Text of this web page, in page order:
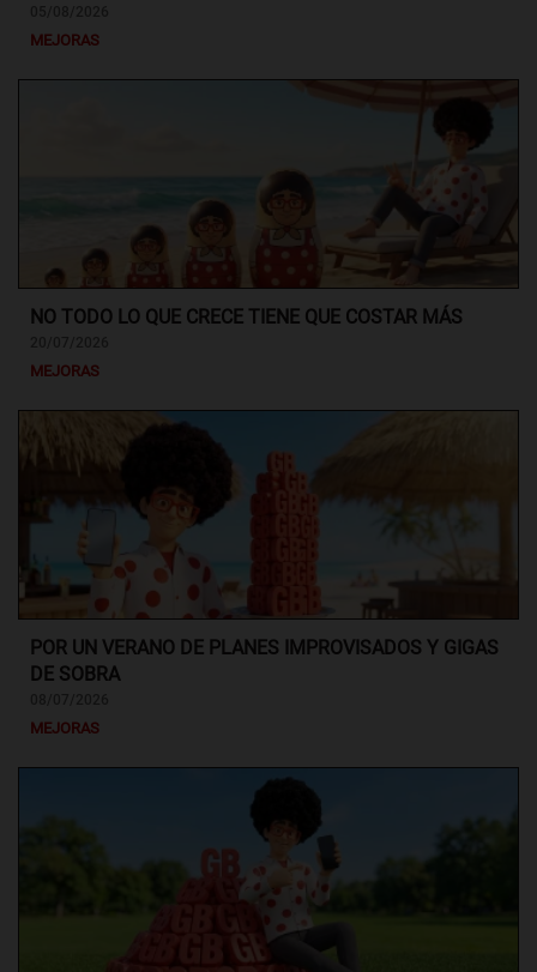
MEJORAS
NO TODO LO QUE CRECE TIENE QUE COSTAR MÁS
MEJORAS
POR UN VERANO DE PLANES IMPROVISADOS Y GIGAS
DE SOBRA
MEJORAS